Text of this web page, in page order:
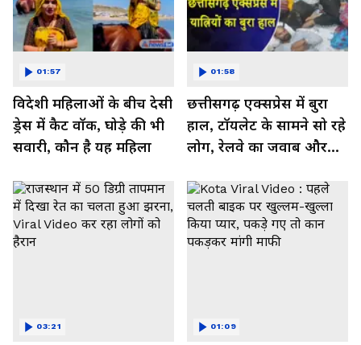
विदेशी महिलाओं के बीच देसी
ड्रेस में कैट वॉक, घोड़े की भी
सवारी, कौन है यह महिला
01:57
छत्तीसगढ़ एक्सप्रेस में बुरा
हाल, टॉयलेट के सामने सो रहे
लोग, रेलवे का जवाब और
Video
01:58
03:21 01:09